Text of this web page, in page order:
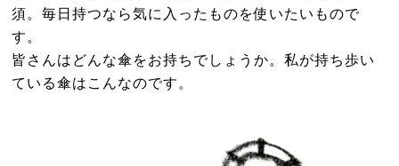
須。毎日持つなら気に入ったものを使いたいもので
す。
皆さんはどんな傘をお持ちでしょうか。私が持ち歩い
ている傘はこんなのです。